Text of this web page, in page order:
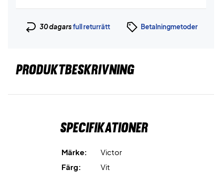
30 dagarsfull returrätt Betalningmetoder
PRODUKTBESKRIVNING
Specifikationer
Märke:
Victor
Färg:
Vit